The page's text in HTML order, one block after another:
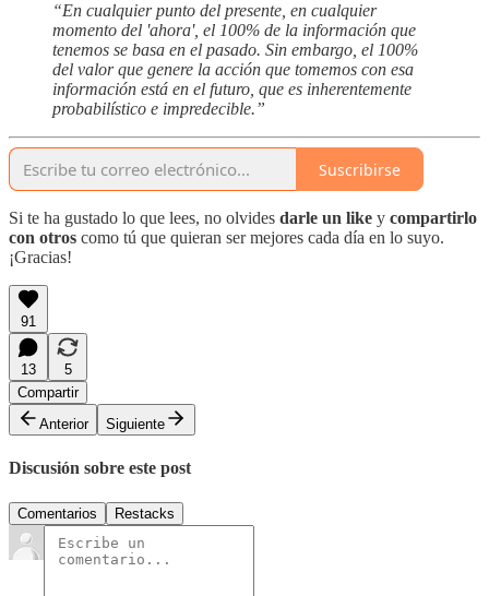
“En cualquier punto del presente, en cualquier
momento del 'ahora', el 100% de la información que
tenemos se basa en el pasado. Sin embargo, el 100%
del valor que genere la acción que tomemos con esa
información está en el futuro, que es inherentemente
probabilístico e impredecible.”
Suscribirse
Si te ha gustado lo que lees, no olvides darle un like y compartirlo
con otros como tú que quieran ser mejores cada día en lo suyo.
¡Gracias!
91
13
5
Compartir
Anterior
Siguiente
Discusión sobre este post
Comentarios Restacks